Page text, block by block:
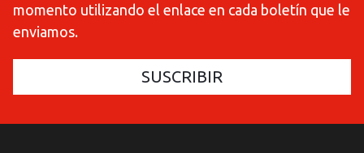
momento utilizando el enlace en cada boletín que le
enviamos.